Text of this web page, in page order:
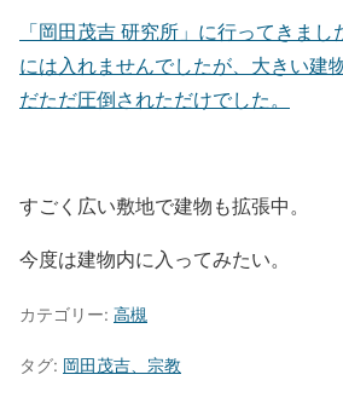
「岡田茂吉 研究所」に行ってきま
には入れませんでしたが、大きい建
だただ圧倒されただけでした。
すごく広い敷地で建物も拡張中。
今度は建物内に入ってみたい。
カテゴリー: 高槻
タグ: 岡田茂吉、宗教